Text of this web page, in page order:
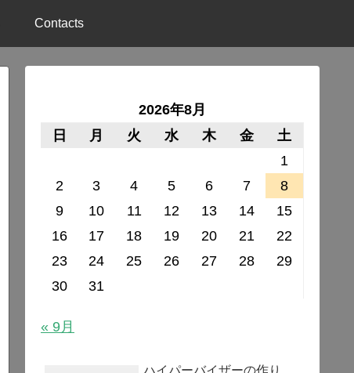
Contacts
2026年8月
日
月 火 水 木 金
土
1
2
3 4 5 6 7
8
9
10 11 12 13 14
15
16
17 18 19 20 21
22
23
24 25 26 27 28
29
30
31
« 9月